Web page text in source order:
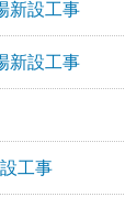
新設工事
新設工事
工事